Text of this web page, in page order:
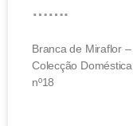
…….
Branca de Miraflor –
Colecção Doméstica
nº18